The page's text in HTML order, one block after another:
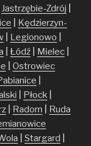
Jastrzębie-Zdrój
Kędzierzyn-
Legionowo
Łódź Mielec
Ostrowiec
Płock
Radom
Ruda
Stargard